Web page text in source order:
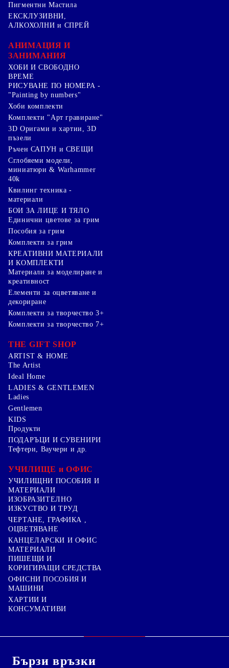
Пигментни Мастила
ЕКСКЛУЗИВНИ,
АЛКОХОЛНИ и СПРЕЙ
АНИМАЦИЯ И
ЗАНИМАНИЯ
ХОБИ И СВОБОДНО
ВРЕМЕ
РИСУВАНЕ ПО НОМЕРА -
"Painting by numbers"
Хоби комплекти
Комплекти "Арт гравиране"
3D Оригами и хартии, 3D
пъзели
Ръчен САПУН и СВЕЩИ
Сглобяеми модели,
миниатюри & Warhammer
40k
Квилинг техника -
материали
БОИ ЗА ЛИЦЕ И ТЯЛО
Единични цветове за грим
Пособия за грим
Комплекти за грим
КРЕАТИВНИ МАТЕРИАЛИ
И КОМПЛЕКТИ
Mатериали за моделиране и
креативност
Елементи за оцветяване и
декориране
Комплекти за творчество 3+
Комплекти за творчество 7+
THE GIFT SHOP
ARTIST & HOME
The Artist
Ideal Home
LADIES & GENTLEMEN
Ladies
Gentlemen
KIDS
Продукти
ПОДАРЪЦИ И СУВЕНИРИ
Тефтери, Ваучери и др.
УЧИЛИЩЕ и ОФИС
УЧИЛИЩНИ ПОСОБИЯ И
МАТЕРИАЛИ
ИЗОБРАЗИТЕЛНО
ИЗКУСТВО И ТРУД
ЧЕРТАНЕ, ГРАФИКА ,
ОЦВЕТЯВАНЕ
КАНЦЕЛАРСКИ И ОФИС
МАТЕРИАЛИ
ПИШЕЩИ И
КОРИГИРАЩИ СРЕДСТВА
ОФИСНИ ПОСОБИЯ И
МАШИНИ
ХАРТИИ И
КОНСУМАТИВИ
Бързи връзки